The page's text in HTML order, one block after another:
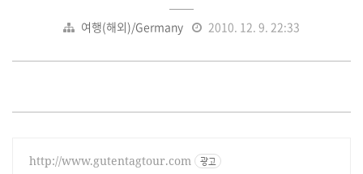
여행(해외)/Germany 2010. 12. 9. 22:33
http://www.gutentagtour.com 광고